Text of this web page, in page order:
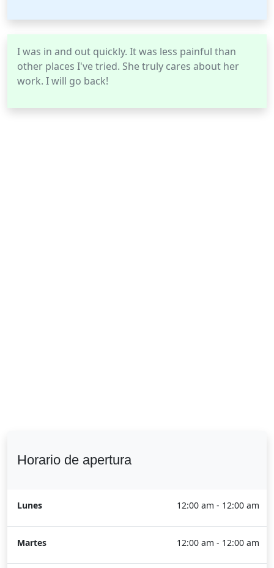
I was in and out quickly. It was less painful than
other places I've tried. She truly cares about her
work. I will go back!
Horario de apertura
Lunes 12:00 am - 12:00 am
Martes 12:00 am - 12:00 am